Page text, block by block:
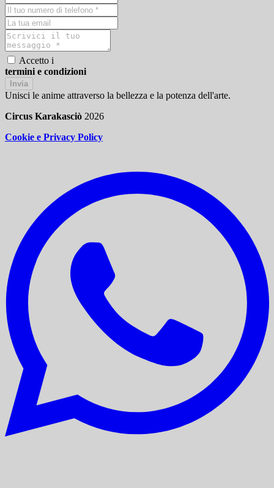
Accetto i
termini e condizioni
Invia
Unisci le anime attraverso la bellezza e la potenza dell'arte.
Circus Karakasciò 2026
Cookie e Privacy Policy